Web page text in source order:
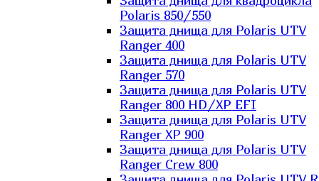
Polaris 850/550
Защита днища для Polaris UTV
Ranger 400
Защита днища для Polaris UTV
Ranger 570
Защита днища для Polaris UTV
Ranger 800 HD/XP EFI
Защита днища для Polaris UTV
Ranger XP 900
Защита днища для Polaris UTV
Ranger Сrew 800